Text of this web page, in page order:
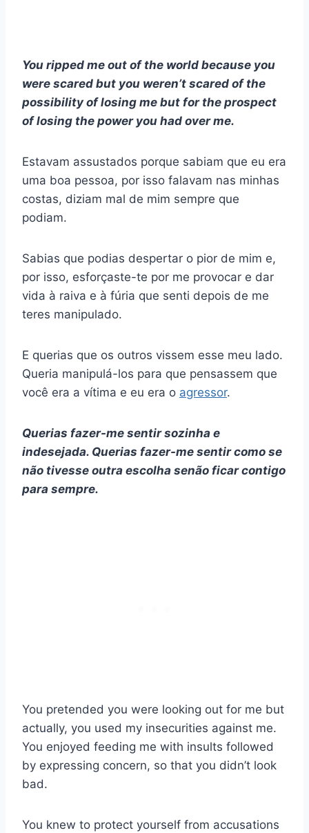
You ripped me out of the world because you
were scared but you weren’t scared of the
possibility of losing me but for the prospect
of losing the power you had over me.
Estavam assustados porque sabiam que eu era
uma boa pessoa, por isso falavam nas minhas
costas, diziam mal de mim sempre que
podiam.
Sabias que podias despertar o pior de mim e,
por isso, esforçaste-te por me provocar e dar
vida à raiva e à fúria que senti depois de me
teres manipulado.
E querias que os outros vissem esse meu lado.
Queria manipulá-los para que pensassem que
você era a vítima e eu era o agressor.
Querias fazer-me sentir sozinha e
indesejada. Querias fazer-me sentir como se
não tivesse outra escolha senão ficar contigo
para sempre.
You pretended you were looking out for me but
actually, you used my insecurities against me.
You enjoyed feeding me with insults followed
by expressing concern, so that you didn’t look
bad.
You knew to protect yourself from accusations